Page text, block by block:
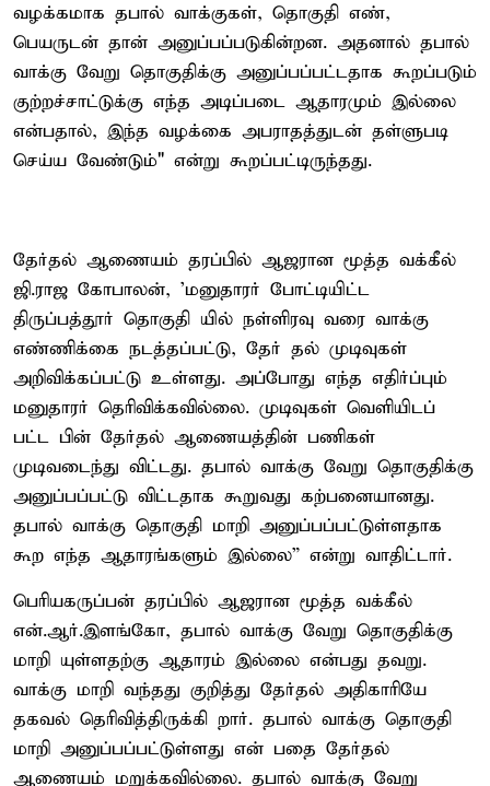
வழக்கமாக தபால் வாக்குகள், தொகுதி எண்,
பெயருடன் தான் அனுப்பப்படுகின்றன. அதனால் தபால்
வாக்கு வேறு தொகுதிக்கு அனுப்பப்பட்டதாக கூறப்படும்
குற்றச்சாட்டுக்கு எந்த அடிப்படை ஆதாரமும் இல்லை
என்பதால், இந்த வழக்கை அபராதத்துடன் தள்ளுபடி
செய்ய வேண்டும்" என்று கூறப்பட்டிருந்தது.
தேர்தல் ஆணையம் தரப்பில் ஆஜரான மூத்த வக்கீல்
ஜி.ராஜ கோபாலன், 'மனுதாரர் போட்டியிட்ட
திருப்பத்தூர் தொகுதி யில் நள்ளிரவு வரை வாக்கு
எண்ணிக்கை நடத்தப்பட்டு, தேர் தல் முடிவுகள்
அறிவிக்கப்பட்டு உள்ளது. அப்போது எந்த எதிர்ப்பும்
மனுதாரர் தெரிவிக்கவில்லை. முடிவுகள் வெளியிடப்
பட்ட பின் தேர்தல் ஆணையத்தின் பணிகள்
முடிவடைந்து விட்டது. தபால் வாக்கு வேறு தொகுதிக்கு
அனுப்பப்பட்டு விட்டதாக கூறுவது கற்பனையானது.
தபால் வாக்கு தொகுதி மாறி அனுப்பப்பட்டுள்ளதாக
கூற எந்த ஆதாரங்களும் இல்லை” என்று வாதிட்டார்.
பெரியகருப்பன் தரப்பில் ஆஜரான மூத்த வக்கீல்
என்.ஆர்.இளங்கோ, தபால் வாக்கு வேறு தொகுதிக்கு
மாறி யுள்ளதற்கு ஆதாரம் இல்லை என்பது தவறு.
வாக்கு மாறி வந்தது குறித்து தேர்தல் அதிகாரியே
தகவல் தெரிவித்திருக்கி றார். தபால் வாக்கு தொகுதி
மாறி அனுப்பப்பட்டுள்ளது என் பதை தேர்தல்
ஆணையம் மறுக்கவில்லை. தபால் வாக்கு வேறு